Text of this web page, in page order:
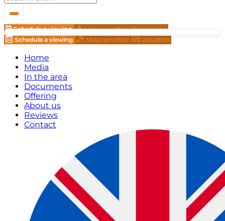
Schedule a viewing Make an offer!
Valuation
Schedule a viewing
Make an offer! Valuation
Home
Media
In the area
Documents
Offering
About us
Reviews
Contact